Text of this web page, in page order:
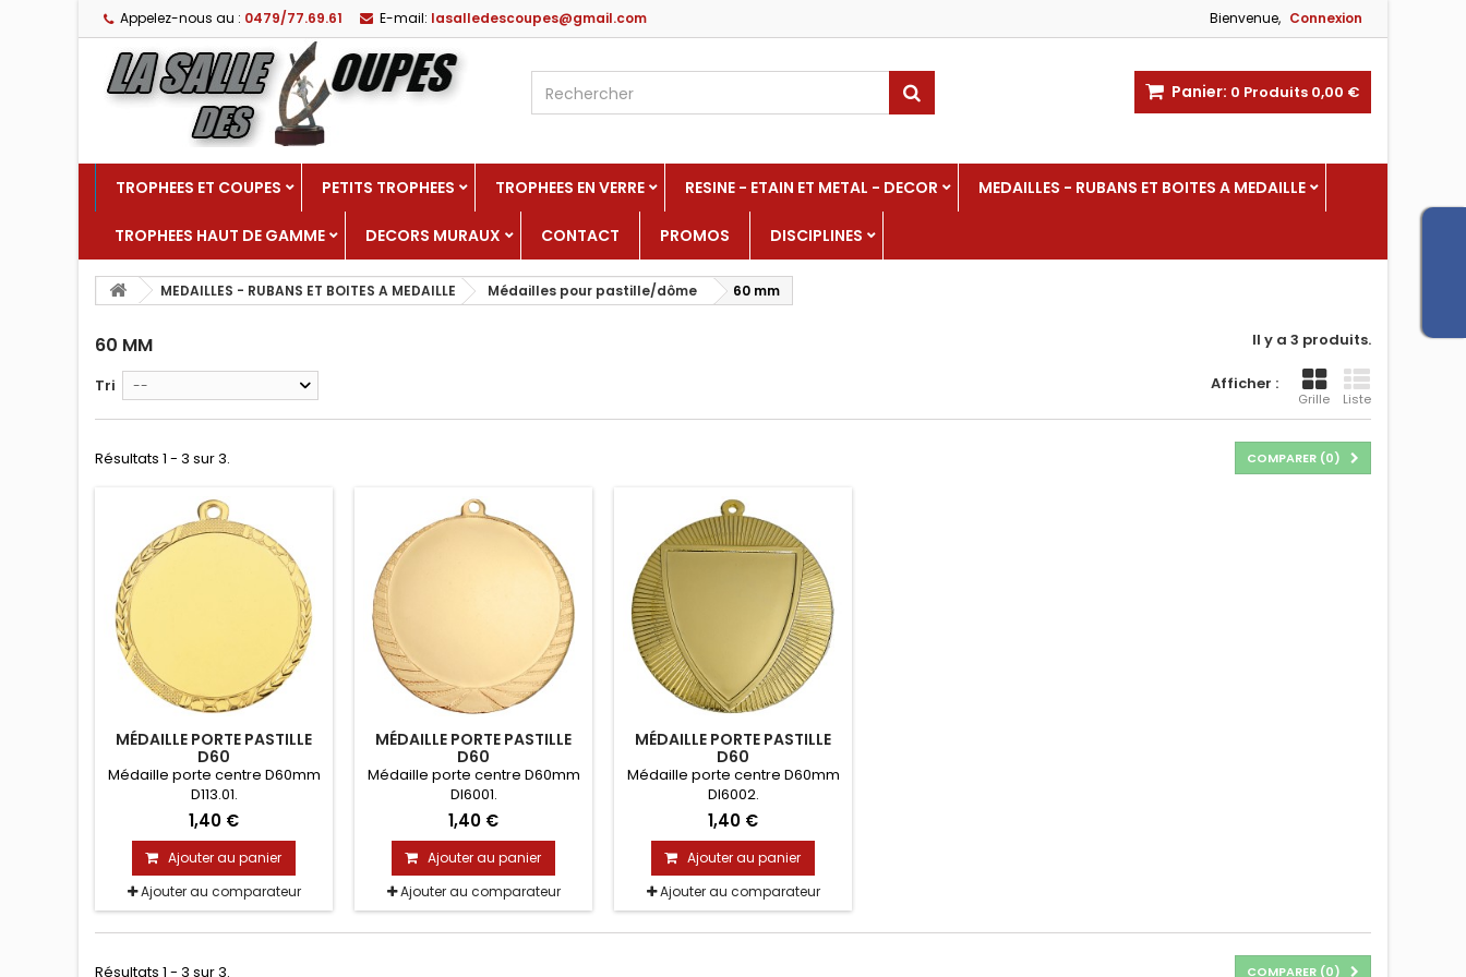
Bienvenue, Connexion
Appelez-nous au : 0479/77.69.61 E-mail: lasalledescoupes@gmail.com
Panier: 0 Produits 0,00 €
TROPHEES ET COUPES PETITS TROPHEES TROPHEES EN VERRE RESINE - ETAIN ET METAL - DECOR MEDAILLES - RUBANS ET BOITES A MEDAILLE
TROPHEES HAUT DE GAMME DECORS MURAUX CONTACT PROMOS DISCIPLINES
MEDAILLES - RUBANS ET BOITES A MEDAILLE Médailles pour pastille/dôme 60 mm
60 MM Il y a 3 produits.
Afficher :
Grille Liste
Tri --
COMPARER (0)
Résultats 1 - 3 sur 3.
MÉDAILLE PORTE PASTILLE
D60
Médaille porte centre D60mm
D113.01.
1,40 €
Ajouter au panier
Ajouter au comparateur
MÉDAILLE PORTE PASTILLE
D60
Médaille porte centre D60mm
DI6001.
1,40 €
Ajouter au panier
Ajouter au comparateur
MÉDAILLE PORTE PASTILLE
D60
Médaille porte centre D60mm
DI6002.
1,40 €
Ajouter au panier
Ajouter au comparateur
COMPARER (0)
Résultats 1 - 3 sur 3.